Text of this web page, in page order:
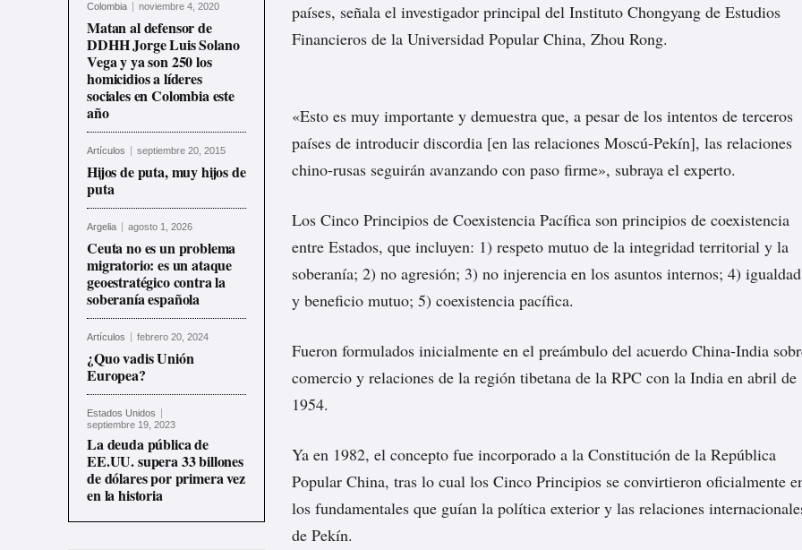
Colombia noviembre 4, 2020
Matan al defensor de
DDHH Jorge Luis Solano
Vega y ya son 250 los
homicidios a líderes
sociales en Colombia este
año
Artículos septiembre 20, 2015
Hijos de puta, muy hijos de
puta
Argelia agosto 1, 2026
Ceuta no es un problema
migratorio: es un ataque
geoestratégico contra la
soberanía española
Artículos febrero 20, 2024
¿Quo vadis Unión
Europea?
Estados Unidos
septiembre 19, 2023
La deuda pública de
EE.UU. supera 33 billones
de dólares por primera vez
en la historia
países, señala el investigador principal del Instituto Chongyang de Estudios
Financieros de la Universidad Popular China, Zhou Rong.
«Esto es muy importante y demuestra que, a pesar de los intentos de terceros
países de introducir discordia [en las relaciones Moscú-Pekín], las relaciones
chino-rusas seguirán avanzando con paso firme», subraya el experto.
Los Cinco Principios de Coexistencia Pacífica son principios de coexistencia
entre Estados, que incluyen: 1) respeto mutuo de la integridad territorial y la
soberanía; 2) no agresión; 3) no injerencia en los asuntos internos; 4) igualdad
y beneficio mutuo; 5) coexistencia pacífica.
Fueron formulados inicialmente en el preámbulo del acuerdo China-India
comercio y relaciones de la región tibetana de la RPC con la India en abril de
1954.
Ya en 1982, el concepto fue incorporado a la Constitución de la República
Popular China, tras lo cual los Cinco Principios se convirtieron oficialmente
los fundamentales que guían la política exterior y las relaciones
de Pekín.